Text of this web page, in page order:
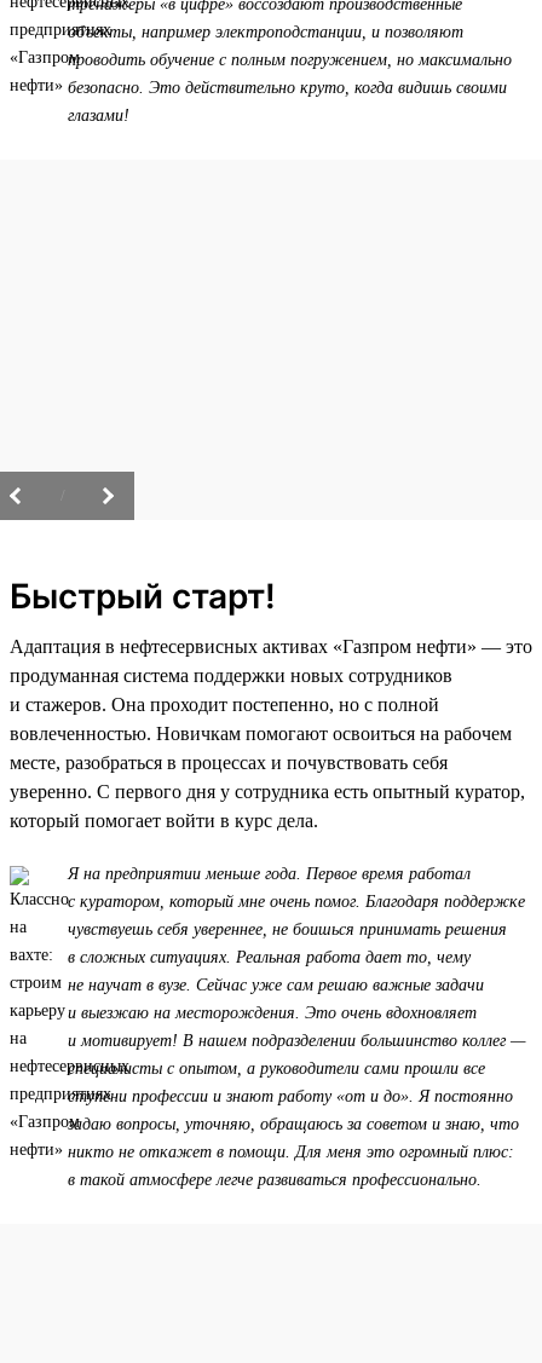
тренажеры «в цифре» воссоздают производственные
объекты, например электроподстанции, и позволяют
проводить обучение с полным погружением, но максимально
безопасно. Это действительно круто, когда видишь своими
глазами!
Быстрый старт!
Адаптация в нефтесервисных активах «Газпром нефти» — это
продуманная система поддержки новых сотрудников
и стажеров. Она проходит постепенно, но с полной
вовлеченностью. Новичкам помогают освоиться на рабочем
месте, разобраться в процессах и почувствовать себя
уверенно. С первого дня у сотрудника есть опытный куратор,
который помогает войти в курс дела.
Я на предприятии меньше года. Первое время работал
с куратором, который мне очень помог. Благодаря поддержке
чувствуешь себя увереннее, не боишься принимать решения
в сложных ситуациях. Реальная работа дает то, чему
не научат в вузе. Сейчас уже сам решаю важные задачи
и выезжаю на месторождения. Это очень вдохновляет
и мотивирует! В нашем подразделении большинство коллег —
специалисты с опытом, а руководители сами прошли все
ступени профессии и знают работу «от и до». Я постоянно
задаю вопросы, уточняю, обращаюсь за советом и знаю, что
никто не откажет в помощи. Для меня это огромный плюс:
в такой атмосфере легче развиваться профессионально.